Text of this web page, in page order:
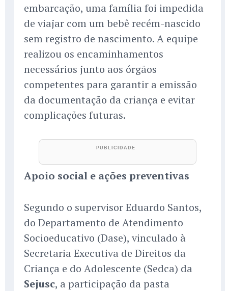
embarcação, uma família foi impedida
de viajar com um bebê recém-nascido
sem registro de nascimento. A equipe
realizou os encaminhamentos
necessários junto aos órgãos
competentes para garantir a emissão
da documentação da criança e evitar
complicações futuras.
Apoio social e ações preventivas
Segundo o supervisor Eduardo Santos,
do Departamento de Atendimento
Socioeducativo (Dase), vinculado à
Secretaria Executiva de Direitos da
Criança e do Adolescente (Sedca) da
Sejusc, a participação da pasta